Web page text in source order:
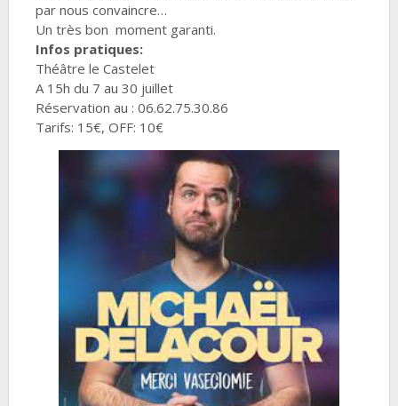
par nous convaincre…
Un très bon moment garanti.
Infos pratiques:
Théâtre le Castelet
A 15h du 7 au 30 juillet
Réservation au : 06.62.75.30.86
Tarifs: 15€, OFF: 10€